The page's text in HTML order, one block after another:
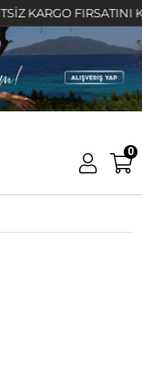
FIRSATINI
0